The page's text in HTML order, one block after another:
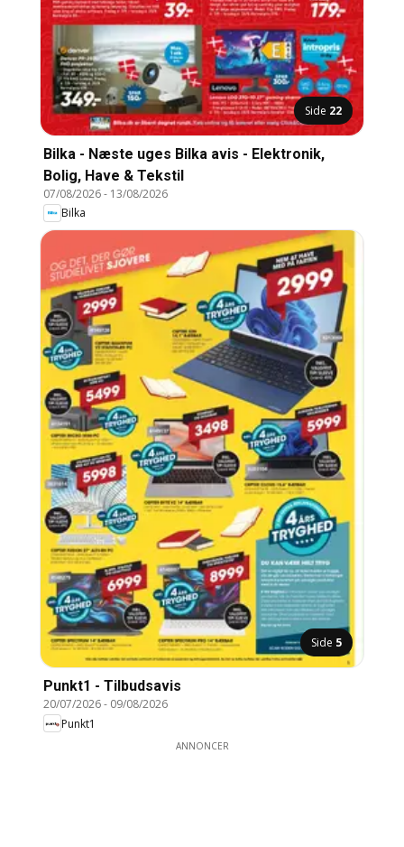
Side 22
Bilka - Næste uges Bilka avis - Elektronik,
Bolig, Have & Tekstil
07/08/2026- 13/08/2026
Bilka
Side 5
Punkt1 - Tilbudsavis
20/07/2026- 09/08/2026
Punkt1
ANNONCER